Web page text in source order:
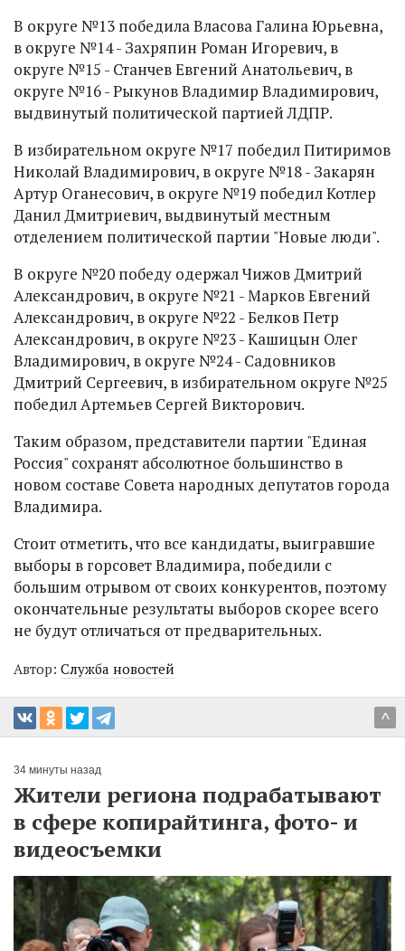
В округе №13 победила Власова Галина Юрьевна,
в округе №14 - Захряпин Роман Игоревич, в
округе №15 - Станчев Евгений Анатольевич, в
округе №16 - Рыкунов Владимир Владимирович,
выдвинутый политической партией ЛДПР.
В избирательном округе №17 победил Питиримов
Николай Владимирович, в округе №18 - Закарян
Артур Оганесович, в округе №19 победил Котлер
Данил Дмитриевич, выдвинутый местным
отделением политической партии "Новые люди".
В округе №20 победу одержал Чижов Дмитрий
Александрович, в округе №21 - Марков Евгений
Александрович, в округе №22 - Белков Петр
Александрович, в округе №23 - Кашицын Олег
Владимирович, в округе №24 - Садовников
Дмитрий Сергеевич, в избирательном округе №25
победил Артемьев Сергей Викторович.
Таким образом, представители партии "Единая
Россия" сохранят абсолютное большинство в
новом составе Совета народных депутатов города
Владимира.
Стоит отметить, что все кандидаты, выигравшие
выборы в горсовет Владимира, победили с
большим отрывом от своих конкурентов, поэтому
окончательные результаты выборов скорее всего
не будут отличаться от предварительных.
Автор: Служба новостей
^
34 минуты назад
Жители региона подрабатывают
в сфере копирайтинга, фото- и
видеосъемки